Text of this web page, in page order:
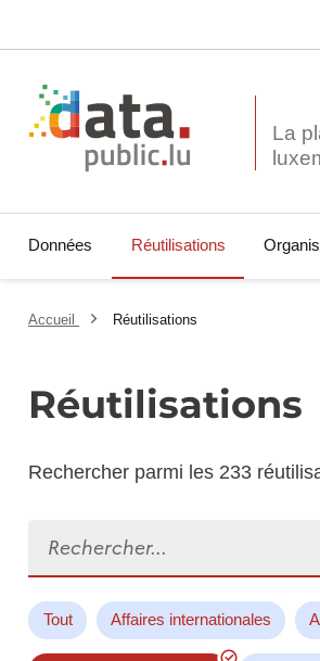
La
Données Réutilisations
Accueil Réutilisations
Réutilisations
Rechercher parmi les 233
Tout Affaires internationales